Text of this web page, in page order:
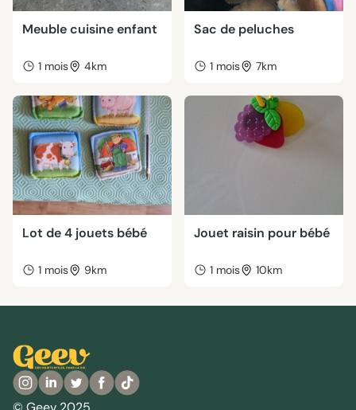
Meuble cuisine enfant
1 mois 4km
Sac de peluches
1 mois 7km
Lot de 4 jouets bébé
1 mois 9km
Jouet raisin pour bébé
1 mois 10km